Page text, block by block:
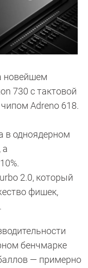
новейшем
730 с тактовой
Adreno 618.
в одноядерном
а
2.0, который
фишек,
бенчмарке
— примерно